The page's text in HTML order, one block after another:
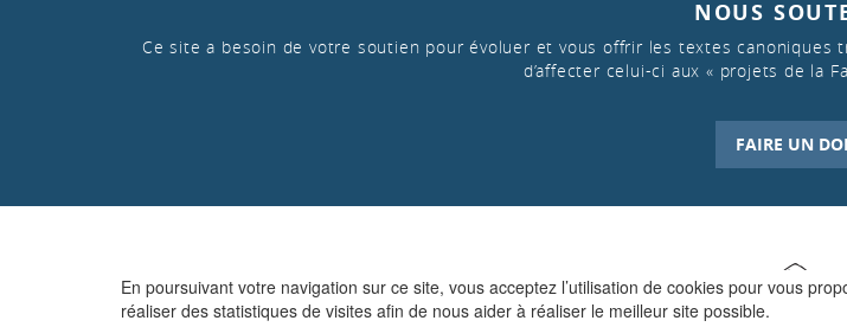
En poursuivant votre navigation sur ce site, vous acceptez l’utilisation de cookies pour vous
réaliser des statistiques de visites afin de nous aider à réaliser le meilleur site possible.
NOUS
Ce site a besoin de votre soutien pour évoluer et vous offrir les textes canoniques
d’affecter celui-ci aux « projets de la
FAIRE UN